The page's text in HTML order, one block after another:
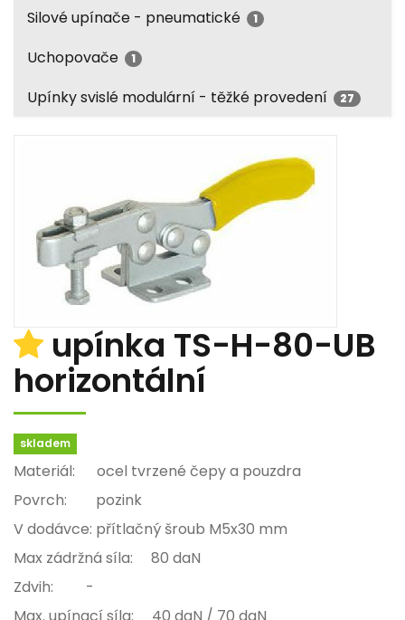
Silové upínače - pneumatické 1
Uchopovače 1
Upínky svislé modulární - těžké provedení 27
upínka TS-H-80-UB
horizontální
skladem
Materiál: ocel tvrzené čepy a pouzdra
Povrch: pozink
V dodávce: přítlačný šroub M5x30 mm
Max zádržná síla: 80 daN
Zdvih: -